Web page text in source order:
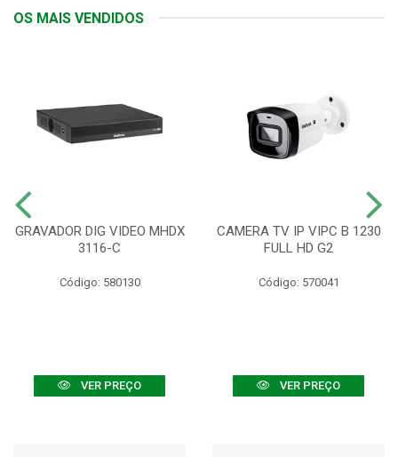
OS MAIS VENDIDOS
GRAVADOR DIG VIDEO MHDX
3116-C
Código: 580130
VER PREÇO
CAMERA TV IP VIPC B 1230
FULL HD G2
Código: 570041
VER PREÇO